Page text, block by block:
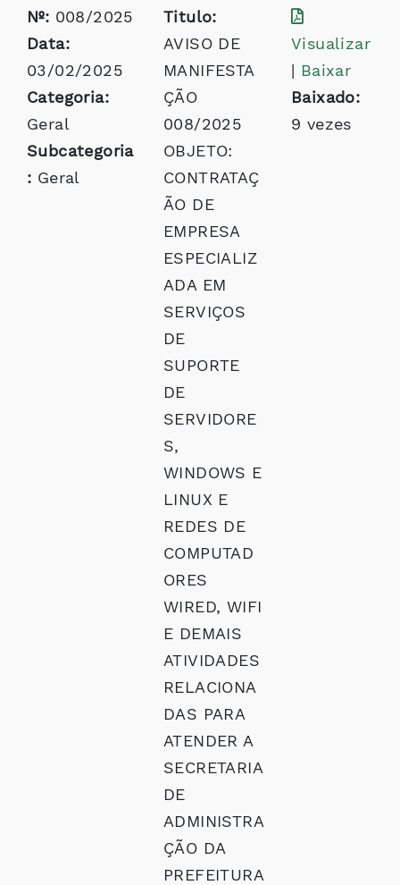
Nº: 008/2025
Data:
03/02/2025
Categoria:
Geral
Subcategoria
: Geral
Titulo:
AVISO DE
MANIFESTA
ÇÃO
008/2025
OBJETO:
CONTRATAÇ
ÃO DE
EMPRESA
ESPECIALIZ
ADA EM
SERVIÇOS
DE
SUPORTE
DE
SERVIDORE
S,
WINDOWS E
LINUX E
REDES DE
COMPUTAD
ORES
WIRED, WIFI
E DEMAIS
ATIVIDADES
RELACIONA
DAS PARA
ATENDER A
SECRETARIA
DE
ADMINISTRA
ÇÃO DA
PREFEITURA
Visualizar
| Baixar
Baixado:
9 vezes